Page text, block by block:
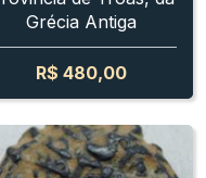
Grécia Antiga
R$ 480,00